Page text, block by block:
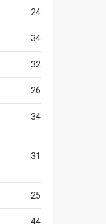
24
34
32
26
34
31
25
44